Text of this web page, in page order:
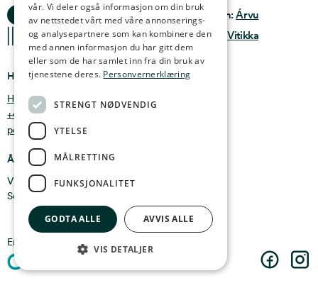
Ocean Stories
Hvor finner du oss
Holmen 4b, 9750 Honningsvåg, Norge
+47 47 99 00 95
post@oceanstories.no
Åpningstider
Vintersesong 1. nov - 30. april: Man - søn 10-16
Sommersesong 1. mai - 31. okt: Man - søn 10-18
Privacy & Policy
Terms & conditions
Design:Árvu
Kode:Vitikka
En del av Cermaq
FRENCH
SPANISH
FINNISH
vår. Vi deler også informasjon om din bruk
av nettstedet vårt med våre annonserings-
og analysepartnere som kan kombinere den
med annen informasjon du har gitt dem
eller som de har samlet inn fra din bruk av
tjenestene deres. Personvernerklæring
STRENGT NØDVENDIG
YTELSE
MÅLRETTING
FUNKSJONALITET
GODTA ALLE AVVIS ALLE
VIS DETALJER